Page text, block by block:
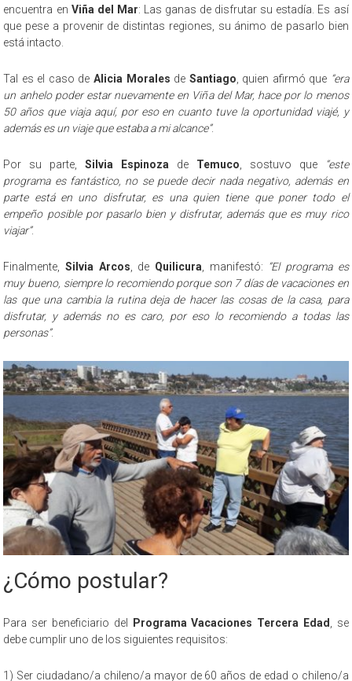
encuentra en Viña del Mar: Las ganas de disfrutar su estadía. Es así
que pese a provenir de distintas regiones, su ánimo de pasarlo bien
está intacto.
Tal es el caso de Alicia Morales de Santiago , quien afirmó que “era
un anhelo poder estar nuevamente en Viña del Mar, hace por lo menos
50 años que viaja aquí, por eso en cuanto tuve la oportunidad viajé, y
además es un viaje que estaba a mi alcance”.
Por su parte,Silvia Espinoza de Temuco , sostuvo que
“este
programa es fantástico, no se puede decir nada negativo, además en
parte está en uno disfrutar, es una quien tiene que poner todo el
empeño posible por pasarlo bien y disfrutar, además que es muy rico
viajar”.
Finalmente,Silvia Arcos , de Quilicura , manifestó: “El programa es
muy bueno, siempre lo recomiendo porque son 7 días de vacaciones en
las que una cambia la rutina deja de hacer las cosas de la casa, para
disfrutar, y además no es caro, por eso lo recomiendo a todas las
personas”.
¿Cómo postular?
Para ser beneficiario del Programa Vacaciones Tercera Edad , se
debe cumplir uno de los siguientes requisitos:
1) Ser ciudadano/a chileno/a mayor de 60 años de edad o chileno/a